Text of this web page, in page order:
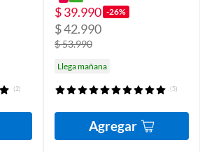
(2)
$ 39.990 -26%
$ 42.990
$ 53.990
Llega mañana
(5)
Agregar